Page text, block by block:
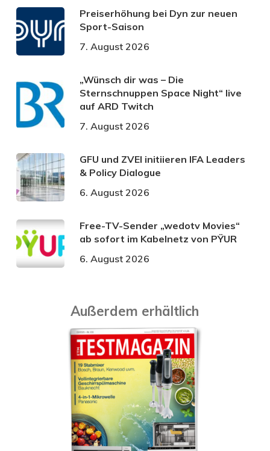
Preiserhöhung bei Dyn zur neuen
Sport-Saison
7. August 2026
„Wünsch dir was – Die
Sternschnuppen Space Night“ live
auf ARD Twitch
7. August 2026
GFU und ZVEI initiieren IFA Leaders
& Policy Dialogue
6. August 2026
Free-TV-Sender „wedotv Movies“
ab sofort im Kabelnetz von PŸUR
6. August 2026
Außerdem erhältlich